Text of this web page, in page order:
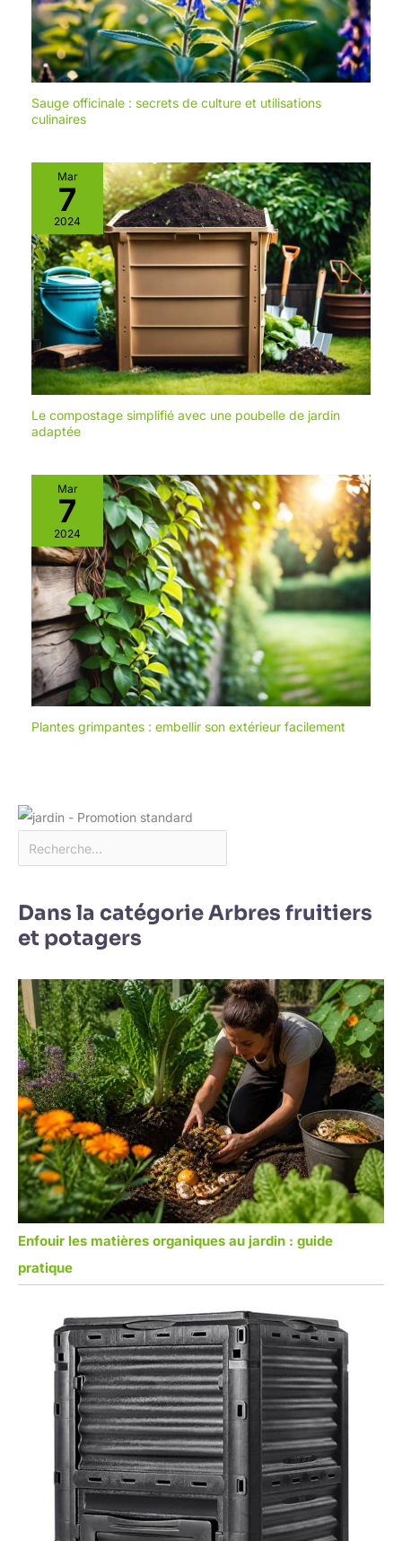
Sauge officinale : secrets de culture et utilisations
culinaires
Mar
7
2024
Le compostage simplifié avec une poubelle de jardin
adaptée
Mar
7
2024
Plantes grimpantes : embellir son extérieur facilement
Dans la catégorie Arbres fruitiers
et potagers
Enfouir les matières organiques au jardin : guide
pratique